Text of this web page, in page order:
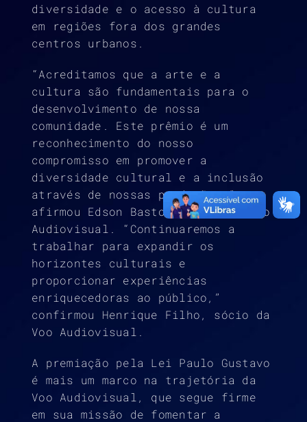
diversidade e o acesso à cultura
em regiões fora dos grandes
centros urbanos.
“Acreditamos que a arte e a
cultura são fundamentais para o
desenvolvimento de nossa
comunidade. Este prêmio é um
reconhecimento do nosso
compromisso em promover a
diversidade cultural e a inclusão
através de nossas produções,”
afirmou Edson Bastos, sócio da Voo
Audiovisual. “Continuaremos a
trabalhar para expandir os
horizontes culturais e
proporcionar experiências
enriquecedoras ao público,”
confirmou Henrique Filho, sócio da
Voo Audiovisual.
A premiação pela Lei Paulo Gustavo
é mais um marco na trajetória da
Voo Audiovisual, que segue firme
em sua missão de fomentar a